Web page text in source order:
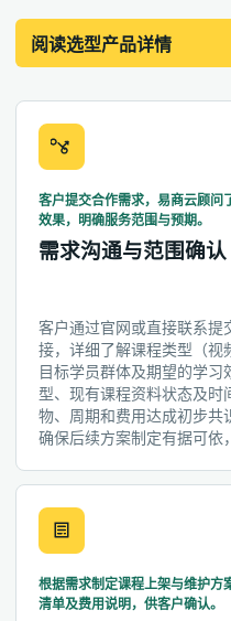
阅读选型产品详情
客户提交合作需求，易商云顾问
效果，明确服务范围与预期。
需求沟通与范围确认
客户通过官网或直接联系提
接，详细了解课程类型（视
目标学员群体及期望的学
型、现有课程资料状态及时
物、周期和费用达成初步共
确保后续方案制定有据可依
根据需求制定课程上架与维护方
清单及费用说明，供客户确认。